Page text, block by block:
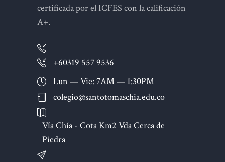
certificada por el ICFES con la calificación
A+.
+60319 557 9536
Lun — Vie: 7AM — 1:30PM
colegio@santotomaschia.edu.co
Vía Chía - Cota Km2 Vda Cerca de
Piedra